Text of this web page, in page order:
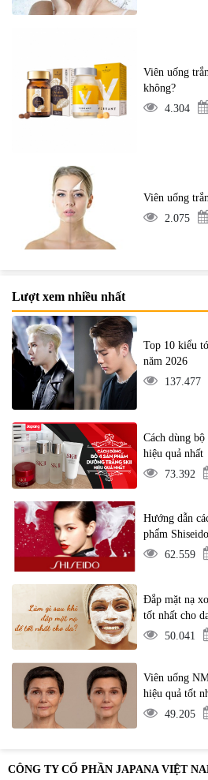
Viên uống
không?
4.304
Viên uống
2.075
Lượt xem nhiều nhất
Top 10 kiểu
năm 2026
137.477
Cách dùng
hiệu quả nhất
73.392
Hướng dẫn
phẩm
62.559
Đắp mặt nạ
tốt nhất cho
50.041
Viên uống
hiệu quả tốt
49.205
CÔNG TY CỔ PHẦN JAPANA VIỆT